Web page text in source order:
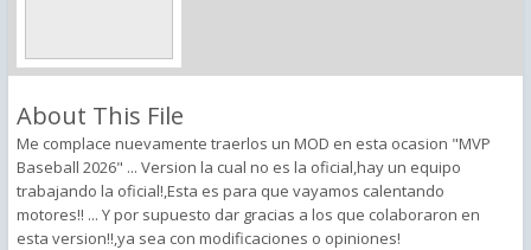
About This File
Me complace nuevamente traerlos un MOD en esta ocasion "MVP
Baseball 2026" ... Version la cual no es la oficial,hay un equipo
trabajando la oficial!,Esta es para que vayamos calentando
motores!! ... Y por supuesto dar gracias a los que colaboraron en
esta version!!,ya sea con modificaciones o opiniones!